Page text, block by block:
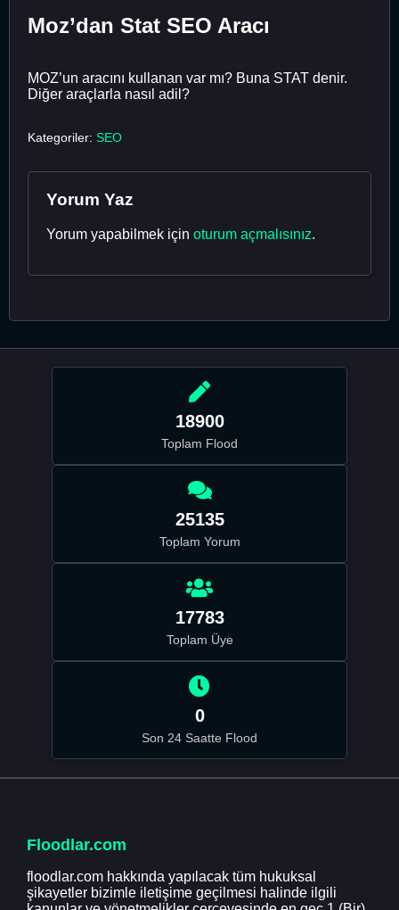
Moz’dan Stat SEO Aracı
MOZ’un aracını kullanan var mı? Buna STAT denir.
Diğer araçlarla nasıl adil?
Kategoriler: SEO
Yorum Yaz
Yorum yapabilmek için oturum açmalısınız.
18900
Toplam Flood
25135
Toplam Yorum
17783
Toplam Üye
0
Son 24 Saatte Flood
Floodlar.com
floodlar.com hakkında yapılacak tüm hukuksal
şikayetler bizimle iletişime geçilmesi halinde ilgili